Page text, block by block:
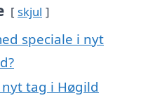
skjul
speciale i nyt
tag i Høgild